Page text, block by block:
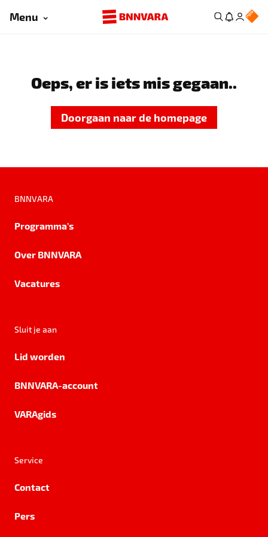
Menu
Oeps, er is iets mis gegaan..
Doorgaan naar de homepage
BNNVARA
Programma's
Over BNNVARA
Vacatures
Sluit je aan
Lid worden
BNNVARA-account
VARAgids
Service
Contact
Pers